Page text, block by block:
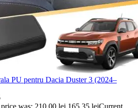
PU pentru Dacia Duster 3 (2024–